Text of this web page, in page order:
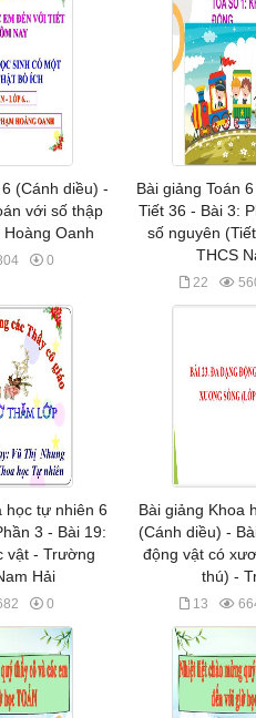
(Cánh diều) -
với số thập
Oanh
0
Bài giảng Toán
Tiết 36 - Bài 3:
số nguyên
THCS
22
học tự nhiên 6
3 - Bài 19:
vật - Trường
Hải
0
Bài giảng Khoa
(Cánh diều) -
động vật có
thú) -
13